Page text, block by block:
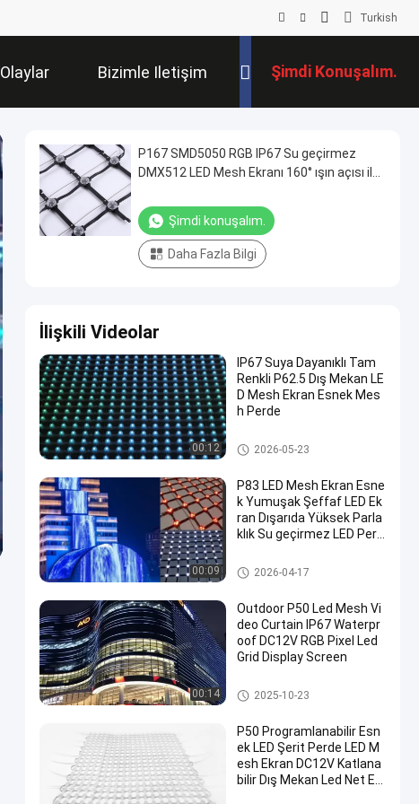
Turkish
Olaylar Bizimle Iletişim
Kur
Şimdi Konuşalım.
P167 SMD5050 RGB IP67 Su geçirmez
DMX512 LED Mesh Ekranı 160° ışın açısı ile
Şimdi konuşalım.
Daha Fazla Bilgi
İlişkili Videolar
00:12
IP67 Suya Dayanıklı Tam
Renkli P62.5 Dış Mekan LE
D Mesh Ekran Esnek Mes
h Perde
LED örgü ekran
2026-05-23
00:09
P83 LED Mesh Ekran Esne
k Yumuşak Şeffaf LED Ek
ran Dışarıda Yüksek Parla
klık Su geçirmez LED Perd
a Duvar Sahne Arkaplan R
eklam Ekranı
LED örgü ekran
2026-04-17
00:14
Outdoor P50 Led Mesh Vi
deo Curtain IP67 Waterpr
oof DC12V RGB Pixel Led
Grid Display Screen
LED örgü ekran
2025-10-23
P50 Programlanabilir Esn
ek LED Şerit Perde LED M
esh Ekran DC12V Katlana
bilir Dış Mekan Led Net Ekr